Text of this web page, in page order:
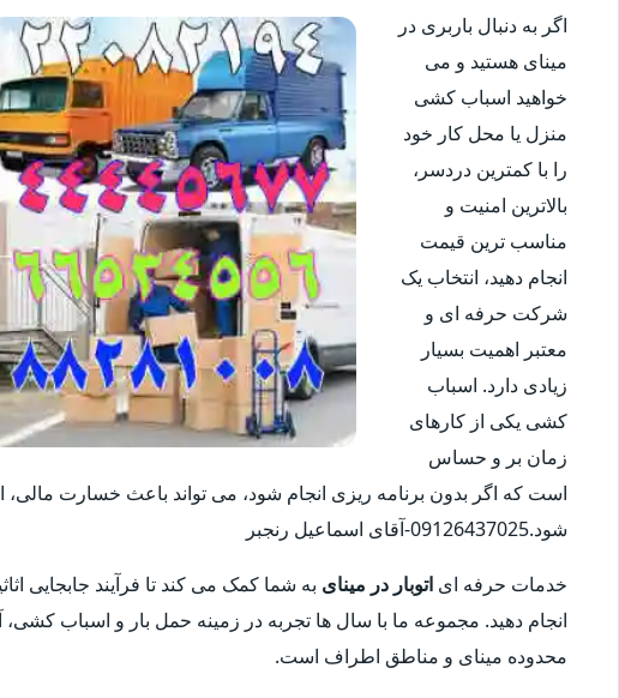
اگر به دنبال باربری در
مینای هستید و می
خواهید اسباب کشی
منزل یا محل کار خود
را با کمترین دردسر،
بالاترین امنیت و
مناسب ترین قیمت
انجام دهید، انتخاب یک
شرکت حرفه ای و
معتبر اهمیت بسیار
زیادی دارد. اسباب
کشی یکی از کارهای
زمان بر و حساس
است که اگر بدون برنامه ریزی انجام شود، می تواند باعث خسارت
شود.09126437025-آقای اسماعیل رنجبر
خدمات حرفه ای اتوبار در مینای به شما کمک می کند تا فرآیند جابجایی
انجام دهید. مجموعه ما با سال ها تجربه در زمینه حمل بار و اسباب
محدوده مینای و مناطق اطراف است.